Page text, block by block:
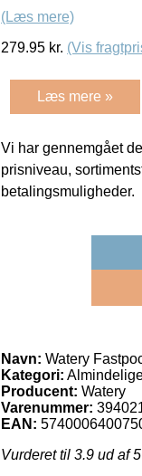
(Læs mere)
279.95 kr. (Vis
Læs mere »
Vi har gennemgået
prisniveau,
betalingsmuligheder.
Navn: Watery
Kategori:
Producent: Watery
Varenummer:
EAN:
Vurderet til 3.9 ud af